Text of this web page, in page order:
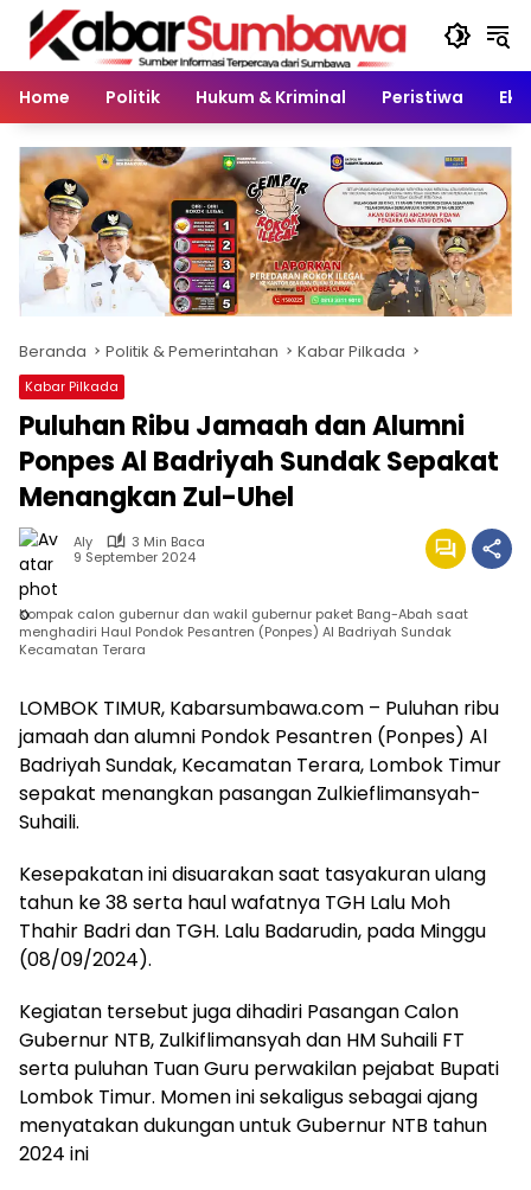
Langsung
konten
Home
Politik Hukum & Kriminal Peristiwa
Beranda Politik & Pemerintahan Kabar Pilkada
Kabar Pilkada
Puluhan Ribu Jamaah dan Alumni
Ponpes Al Badriyah Sundak Sepakat
Menangkan Zul-Uhel
Aly
3 Min Baca
9 September 2024
Kompak calon gubernur dan wakil gubernur paket Bang-Abah saat
menghadiri Haul Pondok Pesantren (Ponpes) Al Badriyah Sundak
Kecamatan Terara
LOMBOK TIMUR, Kabarsumbawa.com – Puluhan ribu
jamaah dan alumni Pondok Pesantren (Ponpes) Al
Badriyah Sundak, Kecamatan Terara, Lombok Timur
sepakat menangkan pasangan Zulkieflimansyah-
Suhaili.
Kesepakatan ini disuarakan saat tasyakuran ulang
tahun ke 38 serta haul wafatnya TGH Lalu Moh
Thahir Badri dan TGH. Lalu Badarudin, pada Minggu
(08/09/2024).
Kegiatan tersebut juga dihadiri Pasangan Calon
Gubernur NTB, Zulkiflimansyah dan HM Suhaili FT
serta puluhan Tuan Guru perwakilan pejabat Bupati
Lombok Timur. Momen ini sekaligus sebagai ajang
menyatakan dukungan untuk Gubernur NTB tahun
2024 ini